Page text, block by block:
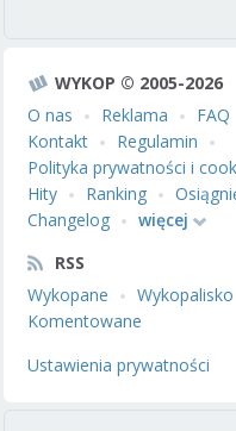
WYKOP © 2005-2026
O nas
Reklama
FAQ
Kontakt
Regulamin
Polityka prywatności i
Hity
Ranking
Changelog
więcej
RSS
Wykopane
Wykopalisko
Komentowane
Ustawienia prywatności